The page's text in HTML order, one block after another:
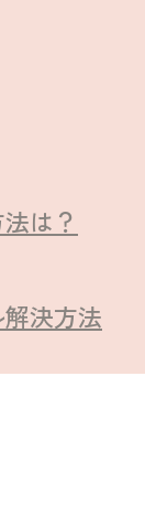
は？
決方法